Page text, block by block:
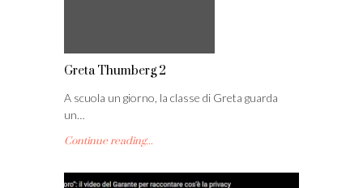
Greta Thumberg 2
A scuola un giorno, la classe di Greta guarda
un…
Continue reading...